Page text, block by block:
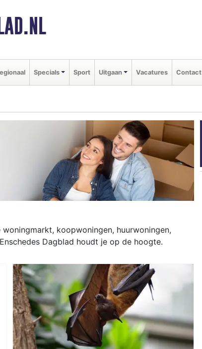
Specials Sport Uitgaan Vacatures Contact
koopwoningen, huurwoningen,
Dagblad houdt je op de hoogte.